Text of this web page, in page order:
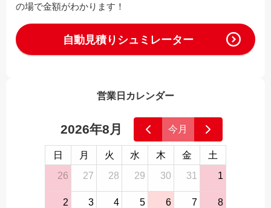
の場で金額がわかります！
自動見積りシュミレーター
営業日カレンダー
2026年8月 今月
日 月 火 水 木 金
土
26
27 28 29 30 31 1
2 3 4 5 6 7 8